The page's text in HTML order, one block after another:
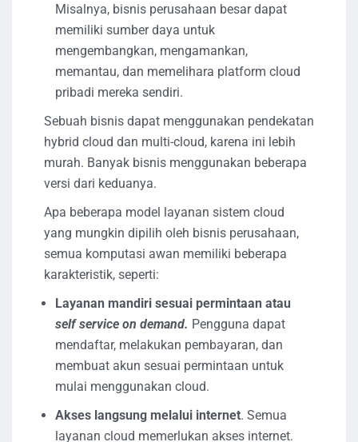
Misalnya, bisnis perusahaan besar dapat
memiliki sumber daya untuk
mengembangkan, mengamankan,
memantau, dan memelihara platform cloud
pribadi mereka sendiri.
Sebuah bisnis dapat menggunakan pendekatan
hybrid cloud dan multi-cloud, karena ini lebih
murah. Banyak bisnis menggunakan beberapa
versi dari keduanya.
Apa beberapa model layanan sistem cloud
yang mungkin dipilih oleh bisnis perusahaan,
semua komputasi awan memiliki beberapa
karakteristik, seperti:
Layanan mandiri sesuai permintaan atau
self service on demand. Pengguna dapat
mendaftar, melakukan pembayaran, dan
membuat akun sesuai permintaan untuk
mulai menggunakan cloud.
Akses langsung melalui internet. Semua
layanan cloud memerlukan akses internet.